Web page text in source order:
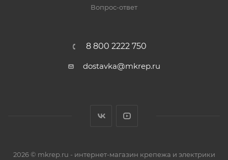
Вопрос-ответ
8 800 2222 750
dostavka@mkrep.ru
2026 © mkrep.ru - интернет-магазин крепежа и электрики